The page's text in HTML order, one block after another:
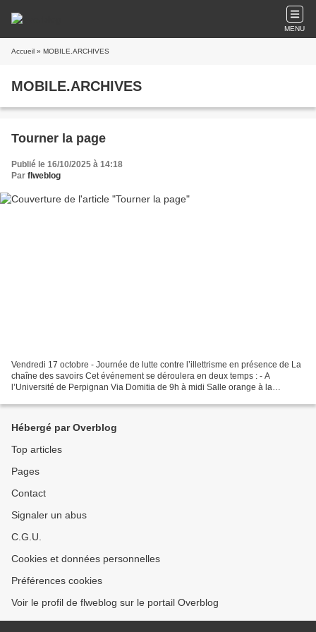
MENU
Accueil » MOBILE.ARCHIVES
MOBILE.ARCHIVES
Tourner la page
Publié le 16/10/2025 à 14:18
Par flweblog
Vendredi 17 octobre - Journée de lutte contre l’illettrisme en présence de La
chaîne des savoirs Cet événement se déroulera en deux temps : - A
l’Université de Perpignan Via Domitia de 9h à midi Salle orange à la
Hébergé par Overblog
Top articles
Pages
Contact
Signaler un abus
C.G.U.
Cookies et données personnelles
Préférences cookies
Voir le profil de flweblog sur le portail Overblog